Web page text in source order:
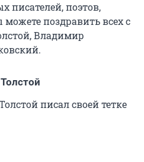
писателей, поэтов,
поздравить всех с
Владимир
писал своей тетке